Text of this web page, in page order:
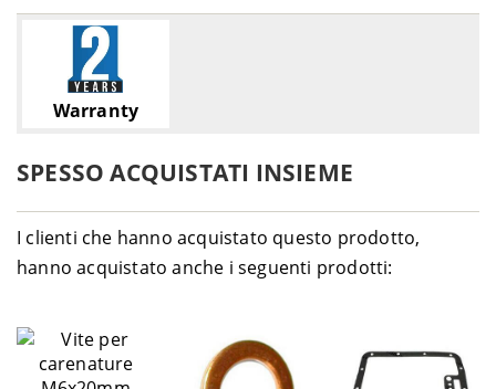
Warranty
SPESSO ACQUISTATI INSIEME
I clienti che hanno acquistato questo prodotto,
hanno acquistato anche i seguenti prodotti: